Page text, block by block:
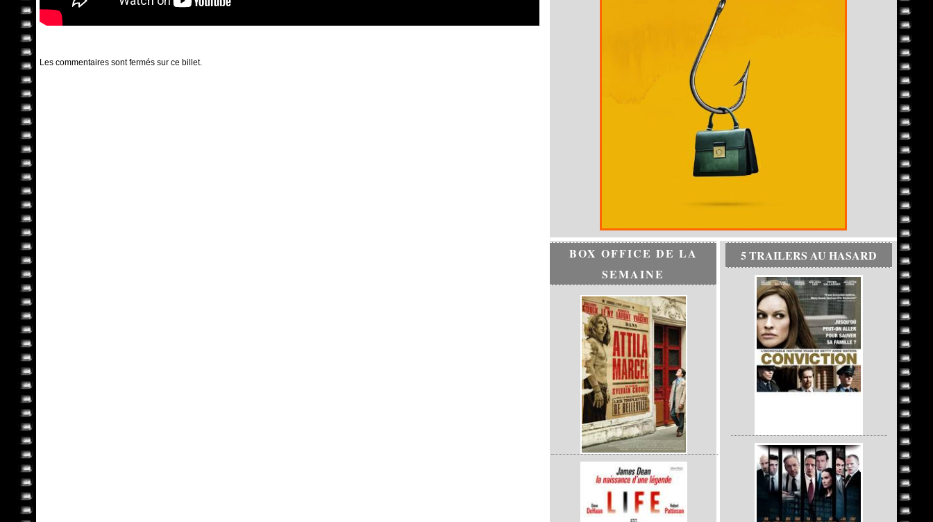
Les commentaires sont fermés sur ce billet.
BOX OFFICE DE LA
SEMAINE
5 TRAILERS AU HASARD